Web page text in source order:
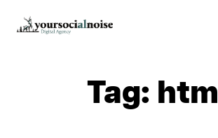
Tag: html